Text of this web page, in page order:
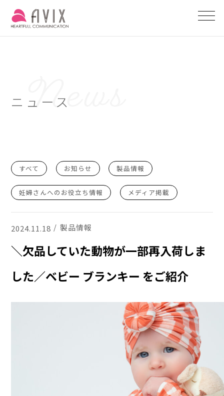
ニュース
すべて お知らせ 製品情報
妊婦さんへのお役立ち情報 メディア掲載
2024.11.18 製品情報
＼欠品していた動物が一部再入荷しま
した／ベビー ブランキー をご紹介